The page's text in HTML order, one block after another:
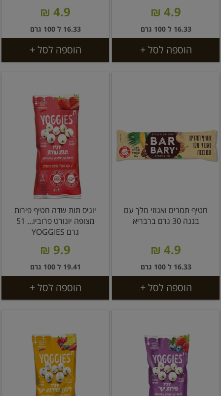
4.9 ₪
16.33 ל 100 גרם
הוספה לסל +
4.9 ₪
16.33 ל 100 גרם
הוספה לסל +
חטיף תמרים ואגוזי מלך עם
בננה 30 גרם ברבריא
4.9 ₪
16.33 ל 100 גרם
הוספה לסל +
יוגיס תות שדה חטיף פירות
מצופה יוגורט פרוביו... 51
גרם YOGGIES
9.9 ₪
19.41 ל 100 גרם
הוספה לסל +